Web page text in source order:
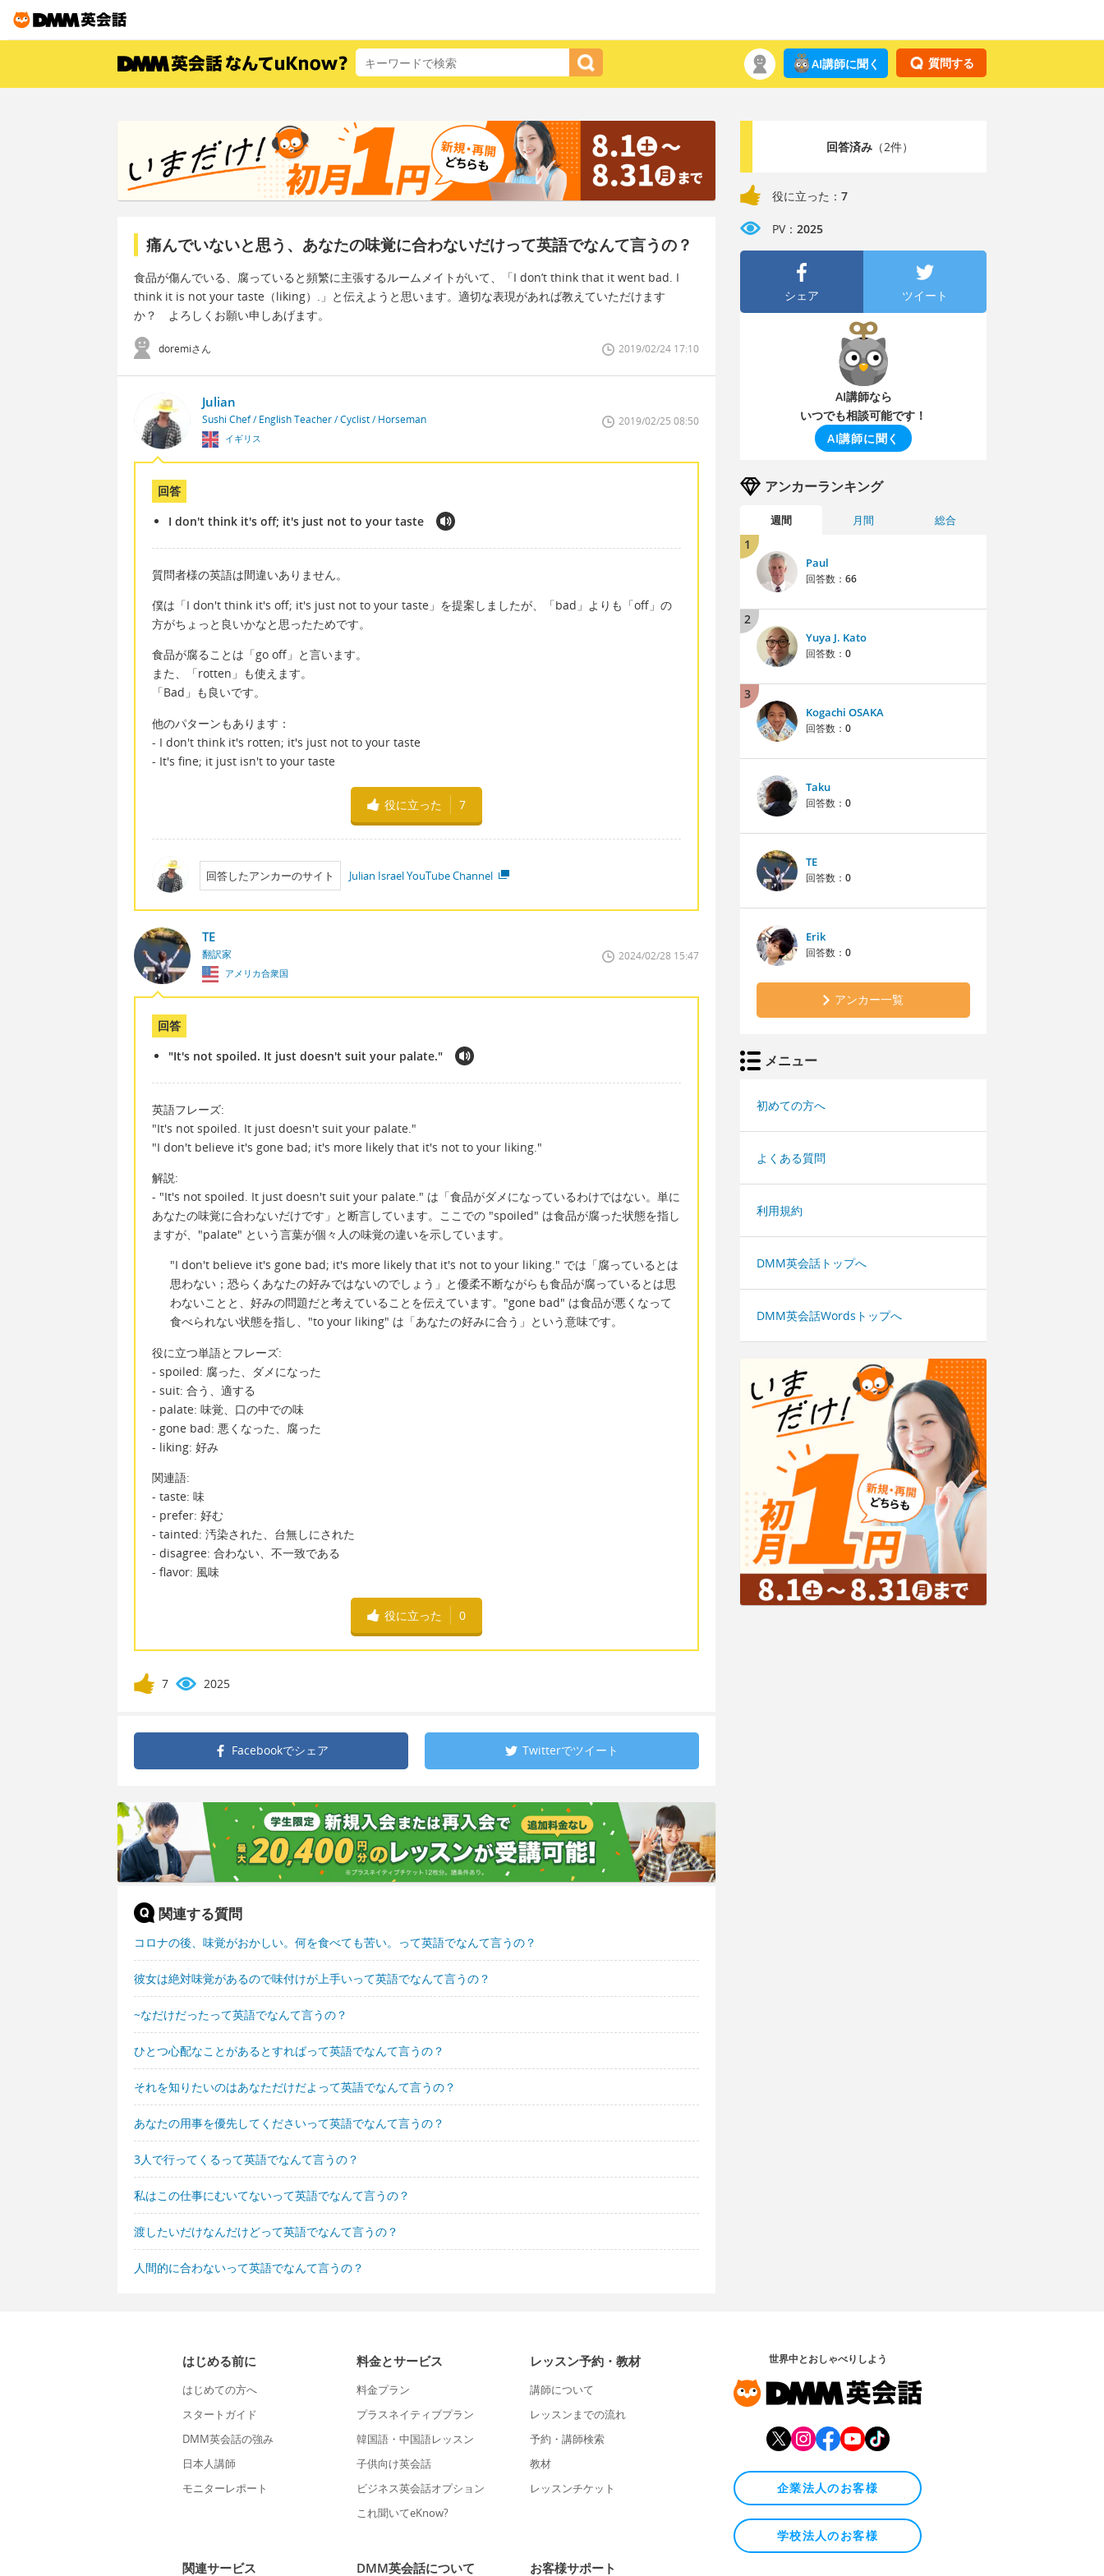
質問する
AI講師に聞く
痛んでいないと思う、あなたの味覚に合わないだけって英語でなんて言うの？
食品が傷んでいる、腐っていると頻繁に主張するルームメイトがいて、「I don’t think that it went bad. I
think it is not your taste（liking）.」と伝えようと思います。適切な表現があれば教えていただけます
か？ よろしくお願い申しあげます。
doremiさん 2019/02/24 17:10
Julian
Sushi Chef / English Teacher / Cyclist / Horseman
イギリス
2019/02/25 08:50
回答
I don't think it's off; it's just not to your taste
質問者様の英語は間違いありません。
僕は「I don't think it's off; it's just not to your taste」を提案しましたが、「bad」よりも「off」の
方がちょっと良いかなと思ったためです。
食品が腐ることは「go off」と言います。
また、「rotten」も使えます。
「Bad」も良いです。
他のパターンもあります：
- I don't think it's rotten; it's just not to your taste
- It's fine; it just isn't to your taste
役に立った 7
回答したアンカーのサイト Julian Israel YouTube Channel
TE
翻訳家
アメリカ合衆国
2024/02/28 15:47
回答
"It's not spoiled. It just doesn't suit your palate."
英語フレーズ:
"It's not spoiled. It just doesn't suit your palate."
"I don't believe it's gone bad; it's more likely that it's not to your liking."
解説:
- "It's not spoiled. It just doesn't suit your palate." は「食品がダメになっているわけではない。単に
あなたの味覚に合わないだけです」と断言しています。ここでの "spoiled" は食品が腐った状態を指し
ますが、"palate" という言葉が個々人の味覚の違いを示しています。
"I don't believe it's gone bad; it's more likely that it's not to your liking." では「腐っているとは
思わない；恐らくあなたの好みではないのでしょう」と優柔不断ながらも食品が腐っているとは思
わないことと、好みの問題だと考えていることを伝えています。"gone bad" は食品が悪くなって
食べられない状態を指し、"to your liking" は「あなたの好みに合う」という意味です。
役に立つ単語とフレーズ:
- spoiled: 腐った、ダメになった
- suit: 合う、適する
- palate: 味覚、口の中での味
- gone bad: 悪くなった、腐った
- liking: 好み
関連語:
- taste: 味
- prefer: 好む
- tainted: 汚染された、台無しにされた
- disagree: 合わない、不一致である
- flavor: 風味
役に立った 0
7 2025
Facebookでシェア Twitterでツイート
関連する質問
コロナの後、味覚がおかしい。何を食べても苦い。って英語でなんて言うの？
彼女は絶対味覚があるので味付けが上手いって英語でなんて言うの？
~なだけだったって英語でなんて言うの？
ひとつ心配なことがあるとすればって英語でなんて言うの？
それを知りたいのはあなただけだよって英語でなんて言うの？
あなたの用事を優先してくださいって英語でなんて言うの？
3人で行ってくるって英語でなんて言うの？
私はこの仕事にむいてないって英語でなんて言うの？
渡したいだけなんだけどって英語でなんて言うの？
人間的に合わないって英語でなんて言うの？
回答済み（2件）
役に立った： 7
PV： 2025
シェア ツイート
AI講師なら
いつでも相談可能です！
AI講師に聞く
アンカーランキング
週間 月間 総合
1
Paul
回答数： 66
2
Yuya J. Kato
回答数： 0
3
Kogachi OSAKA
回答数： 0
Taku
回答数： 0
TE
回答数： 0
Erik
回答数： 0
アンカー一覧
メニュー
初めての方へ
よくある質問
利用規約
DMM英会話トップへ
DMM英会話Wordsトップへ
はじめる前に
はじめての方へ
スタートガイド
DMM英会話の強み
日本人講師
モニターレポート
料金とサービス
料金プラン
プラスネイティブプラン
韓国語・中国語レッスン
子供向け英会話
ビジネス英会話オプション
これ聞いてeKnow?
レッスン予約・教材
講師について
レッスンまでの流れ
予約・講師検索
教材
レッスンチケット
関連サービス DMM英会話について お客様サポート
世界中とおしゃべりしよう
企業法人のお客様
学校法人のお客様